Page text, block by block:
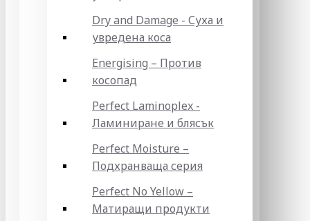
Dry and Damage - Суха и
увредена коса
Energising – Против
косопад
Perfect Laminoplex -
Ламиниране и блясък
Perfect Moisture –
Подхранваща серия
Perfect No Yellow –
Матиращи продукти